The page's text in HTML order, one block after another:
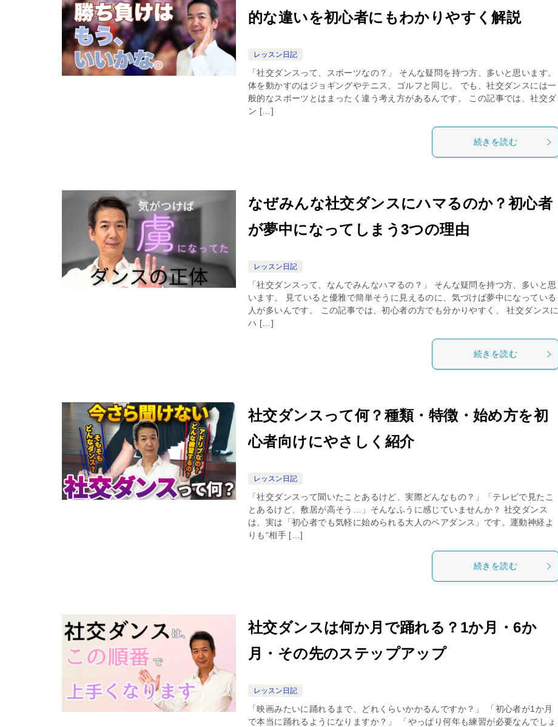
的な違いを初心者にもわかりやすく解説
レッスン日記
「社交ダンスって、スポーツなの？」 そんな疑問を持つ方、多いと思います。
体を動かすのはジョギングやテニス、ゴルフと同じ。 でも、社交ダンスには一
般的なスポーツとはまったく違う考え方があるんです。 この記事では、社交ダ
ン […]
続きを読む
なぜみんな社交ダンスにハマるのか？初心者
が夢中になってしまう3つの理由
レッスン日記
「社交ダンスって、なんでみんなハマるの？」 そんな疑問を持つ方、多いと思
います。 見ていると優雅で簡単そうに見えるのに、気づけば夢中になっている
人が多いんです。 この記事では、初心者の方でも分かりやすく、 社交ダンスに
ハ […]
続きを読む
社交ダンスって何？種類・特徴・始め方を初
心者向けにやさしく紹介
レッスン日記
「社交ダンスって聞いたことあるけど、実際どんなもの？」「テレビで見たこ
とあるけど、敷居が高そう…」そんなふうに感じていませんか？ 社交ダンス
は、実は「初心者でも気軽に始められる大人のペアダンス」です。運動神経よ
りも“相手 […]
続きを読む
社交ダンスは何か月で踊れる？1か月・6か
月・その先のステップアップ
レッスン日記
「映画みたいに踊れるまで、どれくらいかかるんですか？」 「初心者が1か月
で本当に踊れるようになりますか？」 「やっぱり何年も練習が必要なんでしょ